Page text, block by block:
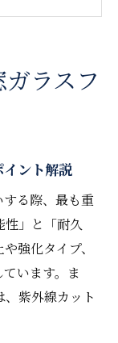
ィルムの特
るメリット
窓ガラスフ
と快適な
ラスフ
イント解説
る際、最も重
性」と「耐久
強化タイプ、
います。ま
紫外線カット